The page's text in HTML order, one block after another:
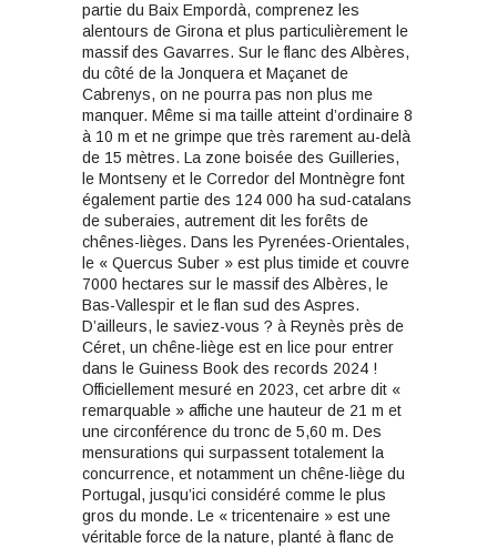
partie du Baix Empordà, comprenez les
alentours de Girona et plus particulièrement le
massif des Gavarres. Sur le flanc des Albères,
du côté de la Jonquera et Maçanet de
Cabrenys, on ne pourra pas non plus me
manquer. Même si ma taille atteint d’ordinaire 8
à 10 m et ne grimpe que très rarement au-delà
de 15 mètres. La zone boisée des Guilleries,
le Montseny et le Corredor del Montnègre font
également partie des 124 000 ha sud-catalans
de suberaies, autrement dit les forêts de
chênes-lièges. Dans les Pyrenées-Orientales,
le « Quercus Suber » est plus timide et couvre
7000 hectares sur le massif des Albères, le
Bas-Vallespir et le flan sud des Aspres.
D’ailleurs, le saviez-vous ? à Reynès près de
Céret, un chêne-liège est en lice pour entrer
dans le Guiness Book des records 2024 !
Officiellement mesuré en 2023, cet arbre dit «
remarquable » affiche une hauteur de 21 m et
une circonférence du tronc de 5,60 m. Des
mensurations qui surpassent totalement la
concurrence, et notamment un chêne-liège du
Portugal, jusqu’ici considéré comme le plus
gros du monde. Le « tricentenaire » est une
véritable force de la nature, planté à flanc de